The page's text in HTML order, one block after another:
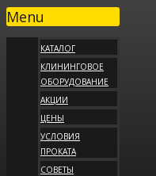
Menu
КАТАЛОГ
КЛИНИНГОВОЕ
ОБОРУДОВАНИЕ
АКЦИИ
ЦЕНЫ
УСЛОВИЯ
ПРОКАТА
СОВЕТЫ